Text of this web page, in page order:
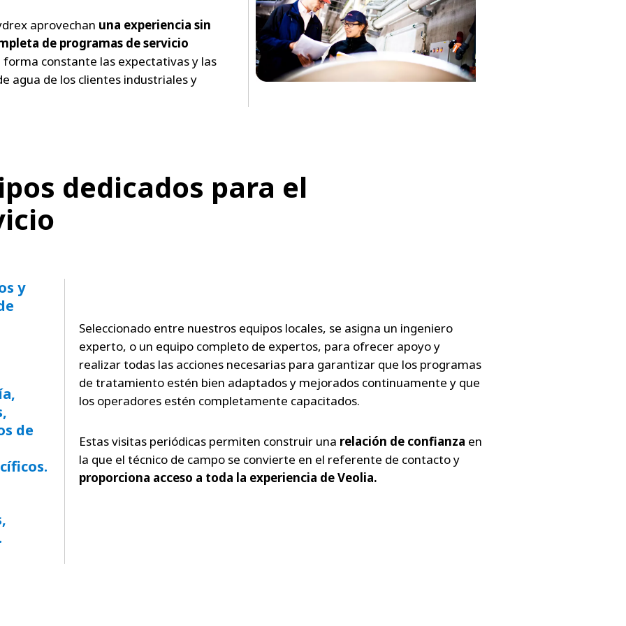
aprovechan una experiencia sin
de programas de servicio
constante las expectativas y las
agua de los clientes industriales y
dedicados para el
Seleccionado entre nuestros equipos locales, se asigna un ingeniero
experto, o un equipo completo de expertos, para ofrecer apoyo y
realizar todas las acciones necesarias para garantizar que los programas
de tratamiento estén bien adaptados y mejorados continuamente y que
los operadores estén completamente capacitados.
Estas visitas periódicas permiten construir una relación de confianza en
la que el técnico de campo se convierte en el referente de contacto y
proporciona acceso a toda la experiencia de Veolia.
y
de